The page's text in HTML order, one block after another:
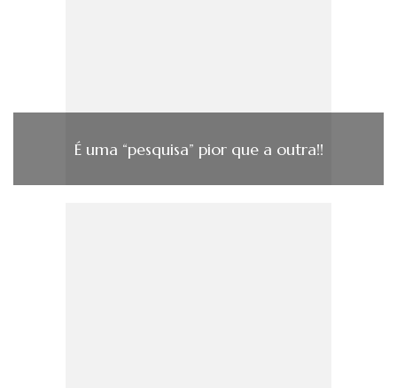
É uma “pesquisa” pior que a outra!!